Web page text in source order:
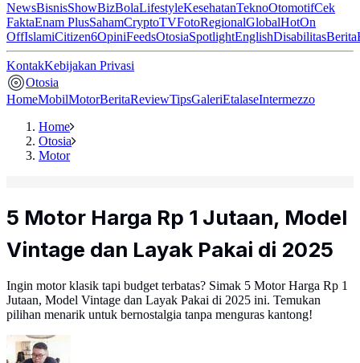
NewsBisnisShowBizBolaLifestyleKesehatanTeknoOtomotifCek
FaktaEnam PlusSahamCryptoTVFotoRegionalGlobalHotOn
OffIslamiCitizen6OpiniFeedsOtosiaSpotlightEnglishDisabilitasBerita
KontakKebijakan Privasi
Otosia
HomeMobilMotorBeritaReviewTipsGaleriEtalaseIntermezzo
Home
Otosia
Motor
5 Motor Harga Rp 1 Jutaan, Model
Vintage dan Layak Pakai di 2025
Ingin motor klasik tapi budget terbatas? Simak 5 Motor Harga Rp 1
Jutaan, Model Vintage dan Layak Pakai di 2025 ini. Temukan
pilihan menarik untuk bernostalgia tanpa menguras kantong!